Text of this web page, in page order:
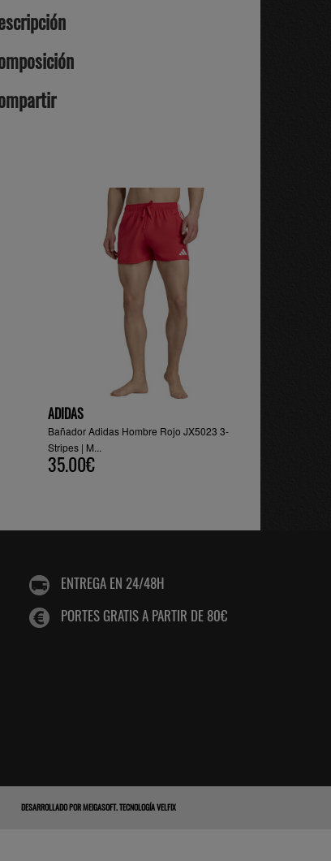
ADIDAS
Bañador Adidas Hombre Rojo JX5023 3-
Stripes | M...
35.00€
ENTREGA EN 24/48H
PORTES GRATIS A PARTIR DE 80€
DESARROLLADO PORMEIGASOFT.TECNOLOGÍA VELFIX